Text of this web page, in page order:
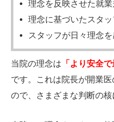
理念を反映させた就
理念に基づいたスタッ
スタッフが日々理念
当院の理念は 「 より安全
です。これは院長が開業
ので、さまざまな判断の核